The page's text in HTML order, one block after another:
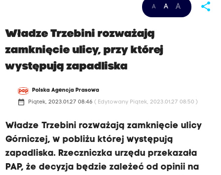
A A A share
Władze Trzebini rozważają
zamknięcie ulicy, przy której
występują zapadliska
Polska Agencja Prasowa
date_range Piątek, 2023.01.27 08:46 ( Edytowany Piątek, 2023.01.27 08:50 )
Władze Trzebini rozważają zamknięcie ulicy
Górniczej, w pobliżu której występują
zapadliska. Rzeczniczka urzędu przekazała
PAP, że decyzja będzie zależeć od opinii na